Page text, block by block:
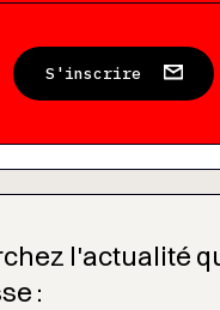
S'inscrire
l'actualité
: